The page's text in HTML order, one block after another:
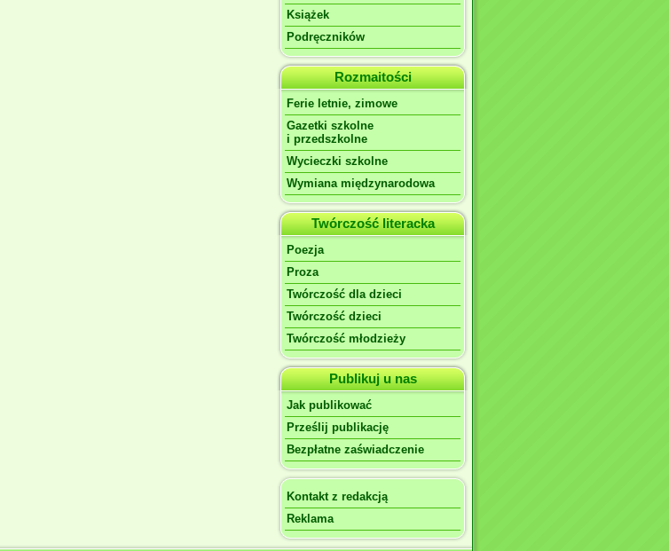
Książek
Podręczników
Rozmaitości
Ferie letnie, zimowe
Gazetki szkolne
i przedszkolne
Wycieczki szkolne
Wymiana międzynarodowa
Twórczość literacka
Poezja
Proza
Twórczość dla dzieci
Twórczość dzieci
Twórczość młodzieży
Publikuj u nas
Jak publikować
Prześlij publikację
Bezpłatne zaświadczenie
Kontakt z redakcją
Reklama